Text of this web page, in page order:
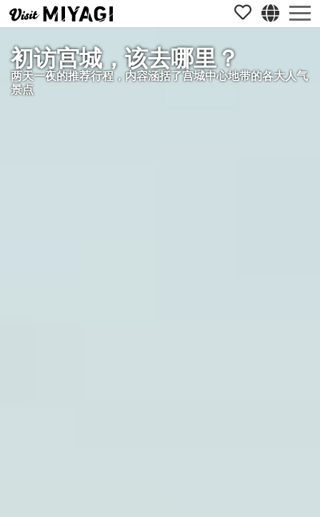
初访宫城，该去哪里？
两天一夜的推荐行程，内容涵括了宫城中心地带的各大人气
景点